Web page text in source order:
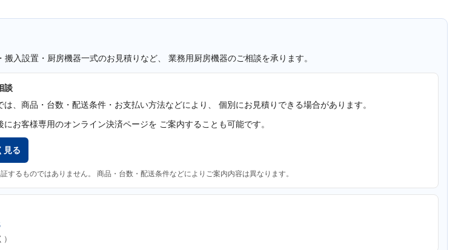
入設置・厨房機器一式のお見積りなど、 業務用厨房機器のご相談を承ります。
談
、商品・台数・配送条件・お支払い方法などにより、 個別にお見積りできる場合があります。
お客様専用のオンライン決済ページを ご案内することも可能です。
見る
するものではありません。 商品・台数・配送条件などによりご案内内容は異なります。